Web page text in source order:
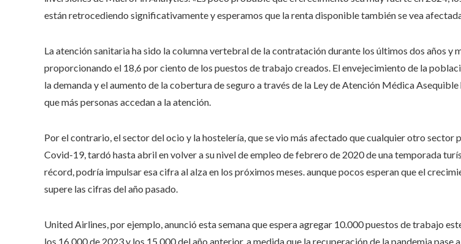
están retrocediendo significativamente y esperamos que la renta disponible también se vea
La atención sanitaria ha sido la columna vertebral de la contratación durante los últimos dos años y
proporcionando el 18,6 por ciento de los puestos de trabajo creados. El envejecimiento de la
la demanda y el aumento de la cobertura de seguro a través de la Ley de Atención Médica
que más personas accedan a la atención.
Por el contrario, el sector del ocio y la hostelería, que se vio más afectado que cualquier otro sector
Covid-19, tardó hasta abril en volver a su nivel de empleo de febrero de 2020 de una temporada
récord, podría impulsar esa cifra al alza en los próximos meses. aunque pocos esperan que el
supere las cifras del año pasado.
United Airlines, por ejemplo, anunció esta semana que espera agregar 10.000 puestos de trabajo
los 16.000 de 2023 y los 15.000 del año anterior, a medida que la recuperación de la pandemia pase